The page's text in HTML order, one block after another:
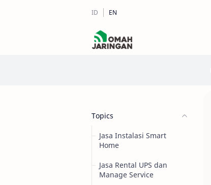
Topics
Jasa Instalasi Smart
Home
Jasa Rental UPS dan
Manage Service